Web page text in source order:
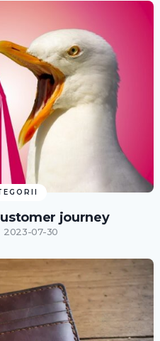
journey
2023-07-30